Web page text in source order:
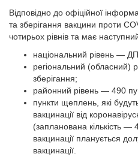
Відповідно до офіційної
та зберігання вакцини проти
чотирьох рівнів та має
національний рівень —
регіональний (обласний)
зберігання;
районний рівень — 490
пункти щеплень, які
вакцинації від
(запланована кількість
вакцинації планується
вакцинації.